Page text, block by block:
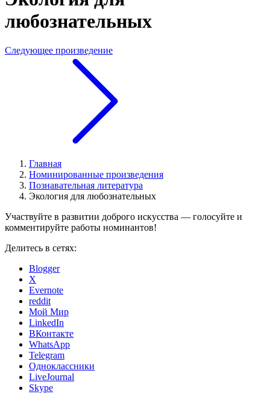
любознательных
Следующее произведение
Главная
Номинированные произведения
Познавательная литература
Экология для любознательных
Участвуйте в развитии доброго искусства — голосуйте и
комментируйте работы номинантов!
Делитесь в сетях:
Blogger
X
Evernote
reddit
Мой Мир
LinkedIn
ВКонтакте
WhatsApp
Telegram
Одноклассники
LiveJournal
Skype